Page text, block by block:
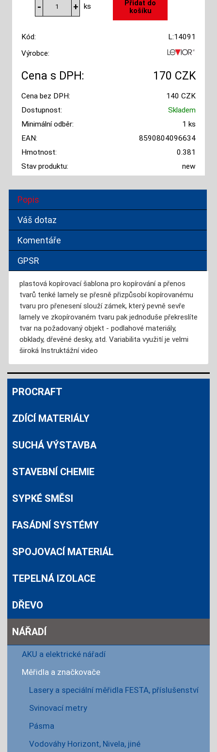
ks
Kód:
L:14091
Výrobce:
Cena s DPH: 170 CZK
Cena bez DPH:
140 CZK
Dostupnost:
Skladem
Minimální odběr:
1 ks
EAN:
8590804096634
Hmotnost:
0.381
Stav produktu:
new
Popis
Váš dotaz
Komentáře
GPSR
plastová kopírovací šablona pro kopírování a přenos
tvarů tenké lamely se přesně přizpůsobí kopírovanému
tvaru pro přenesení slouží zámek, který pevně sevře
lamely ve zkopírovaném tvaru pak jednoduše překreslíte
tvar na požadovaný objekt - podlahové materiály,
obklady, dřevěné desky, atd. Variabilita využití je velmi
široká Instruktážní video
PROCRAFT
ZDÍCÍ MATERIÁLY
SUCHÁ VÝSTAVBA
STAVEBNÍ CHEMIE
SYPKÉ SMĚSI
FASÁDNÍ SYSTÉMY
SPOJOVACÍ MATERIÁL
TEPELNÁ IZOLACE
DŘEVO
NÁŘADÍ
AKU a elektrické nářadí
Měřidla a značkovače
Lasery a speciální měřidla FESTA, příslušenství
Svinovací metry
Pásma
Vodováhy Horizont, Nivela, jiné